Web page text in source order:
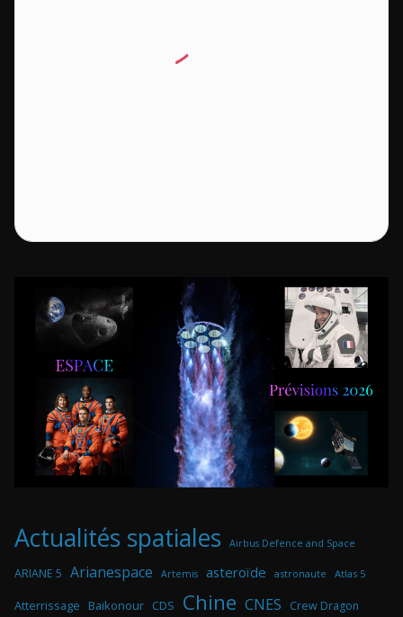
Actualités spatiales Airbus Defence and Space
ARIANE 5 Arianespace Artemis asteroïde astronaute Atlas 5
Atterrissage Baikonour CDS Chine CNES Crew Dragon